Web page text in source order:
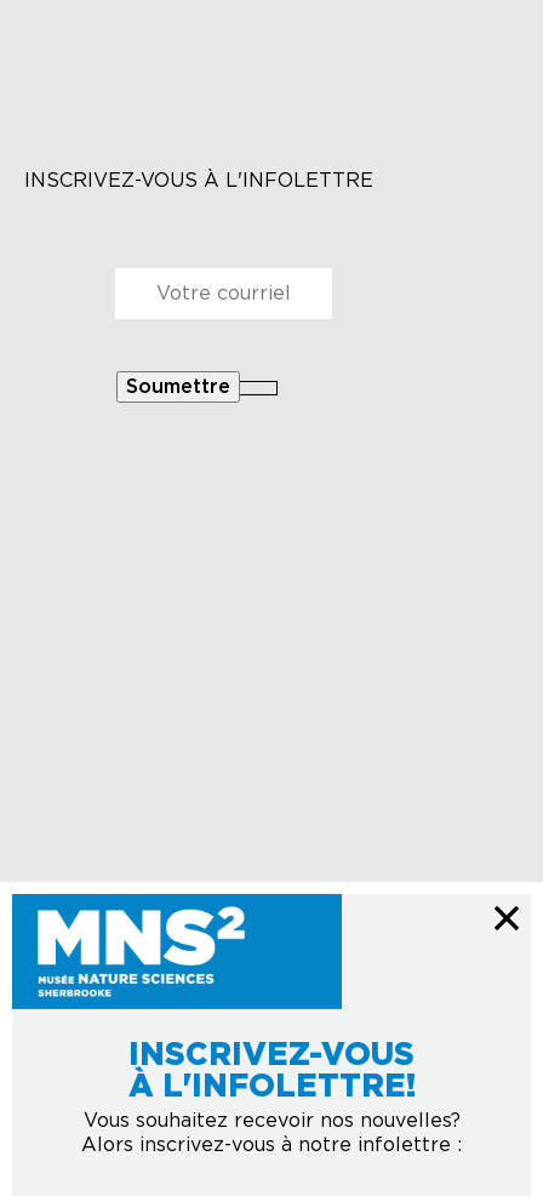
INSCRIVEZ-VOUS
À L'INFOLETTRE!
Vous souhaitez recevoir nos nouvelles?
Alors inscrivez-vous à notre infolettre :
INSCRIVEZ-VOUS À L'INFOLETTRE
Courriel *
Soumettre